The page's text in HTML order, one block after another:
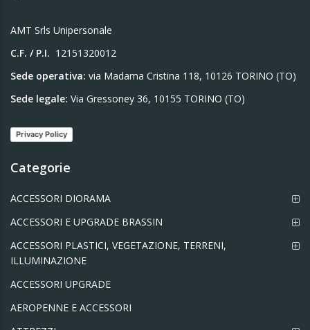
AMT Srls Unipersonale
C.F. / P.I. 12151320012
Sede operativa: via Madama Cristina 118, 10126 TORINO (TO)
Sede legale: Via Gressoney 36, 10155 TORINO (TO)
Privacy Policy
Categorie
ACCESSORI DIORAMA
ACCESSORI E UPGRADE BRASSIN
ACCESSORI PLASTICI, VEGETAZIONE, TERRENI,
ILLUMINAZIONE
ACCESSORI UPGRADE
AEROPENNE E ACCESSORI